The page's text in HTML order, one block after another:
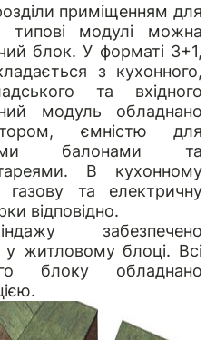
приміщенням для
типові модулі можна
блок. У форматі 3+1,
з кухонного,
та вхідного
модуль обладнано
ємністю для
балонами та
В кухонному
газову та електричну
відповідно.
забезпечено
у житловому блоці. Всі
блоку обладнано